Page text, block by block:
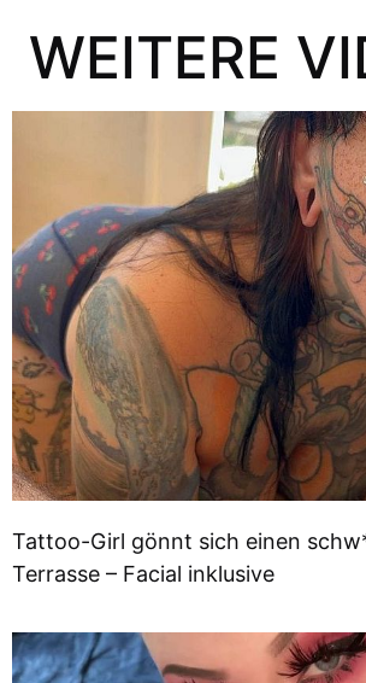
WEITERE
Tattoo-Girl gönnt sich einen
Terrasse – Facial inklusive